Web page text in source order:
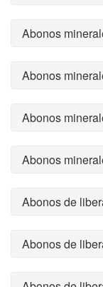
Abonos
Abonos
Abonos
Abonos
Abonos de
Abonos de